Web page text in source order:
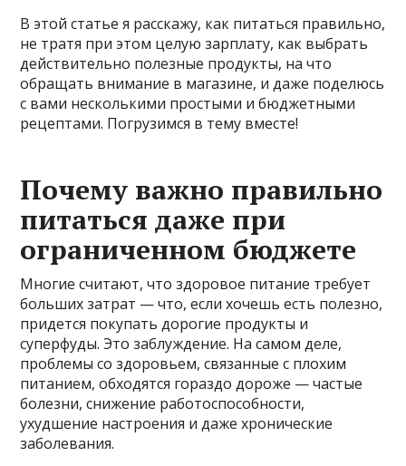
В этой статье я расскажу, как питаться правильно,
не тратя при этом целую зарплату, как выбрать
действительно полезные продукты, на что
обращать внимание в магазине, и даже поделюсь
с вами несколькими простыми и бюджетными
рецептами. Погрузимся в тему вместе!
Почему важно правильно
питаться даже при
ограниченном бюджете
Многие считают, что здоровое питание требует
больших затрат — что, если хочешь есть полезно,
придется покупать дорогие продукты и
суперфуды. Это заблуждение. На самом деле,
проблемы со здоровьем, связанные с плохим
питанием, обходятся гораздо дороже — частые
болезни, снижение работоспособности,
ухудшение настроения и даже хронические
заболевания.